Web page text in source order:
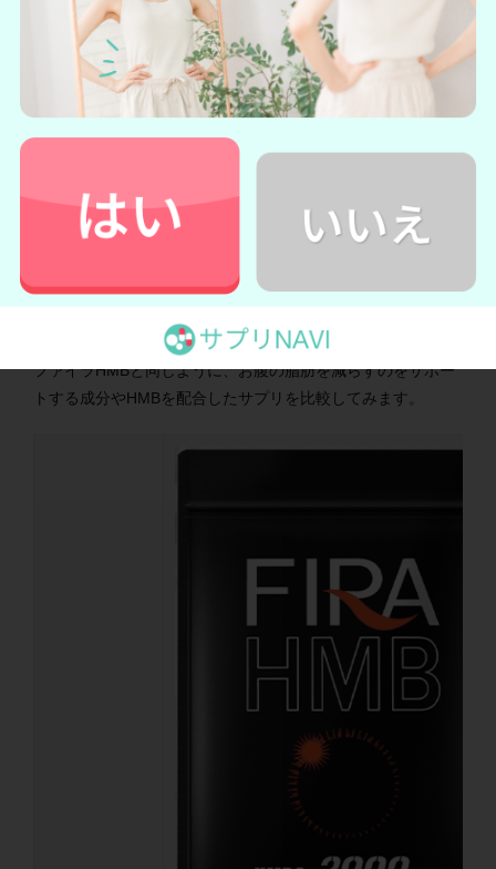
といった声が見られます。ファイラHMBはあくまでサプリな
ので、飲むだけで痩せたり筋肉が鍛えられたりするものでは
ありません。
とはいえ、ファイラHMBはお腹の脂肪を減らすのに役立つ成
分と筋肉の維持に役立つ成分をダブルで配合しています。
がら利用してみてはいかがでしょうか。
ファイラHMBと他のダイエタリーサ
プリ・HMBサプリを比較
ファイラHMBと同じように、お腹の脂肪を減らすのをサポー
トする成分やHMBを配合したサプリを比較してみます。